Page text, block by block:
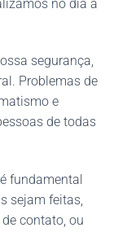
no dia a
segurança,
Problemas de
e
de todas
fundamental
sejam feitas,
contato, ou